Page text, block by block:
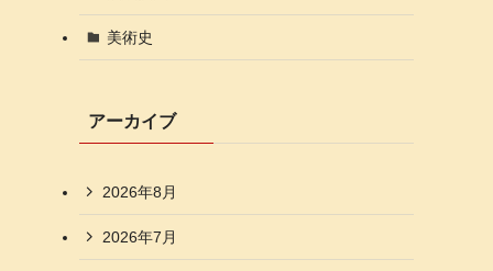
美術史
アーカイブ
2026年8月
2026年7月